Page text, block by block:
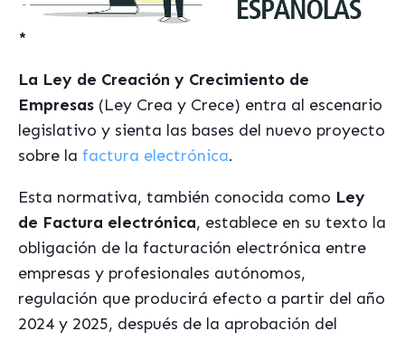
*
La Ley de Creación y Crecimiento de
Empresas (Ley Crea y Crece) entra al escenario
legislativo y sienta las bases del nuevo proyecto
sobre la factura electrónica.
Esta normativa, también conocida como Ley
de Factura electrónica, establece en su texto la
obligación de la facturación electrónica entre
empresas y profesionales autónomos,
regulación que producirá efecto a partir del año
2024 y 2025, después de la aprobación del